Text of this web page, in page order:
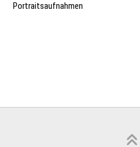
Portraitsaufnahmen